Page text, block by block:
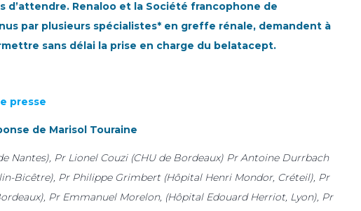
d’attendre. Renaloo et la Société francophone de
par plusieurs spécialistes* en greffe rénale, demandent à
sans délai la prise en charge du belatacept.
presse
de Marisol Touraine
Nantes), Pr Lionel Couzi (CHU de Bordeaux) Pr Antoine Durrbach
Bicêtre), Pr Philippe Grimbert (Hôpital Henri Mondor, Créteil), Pr
Pr Emmanuel Morelon, (Hôpital Edouard Herriot, Lyon), Pr